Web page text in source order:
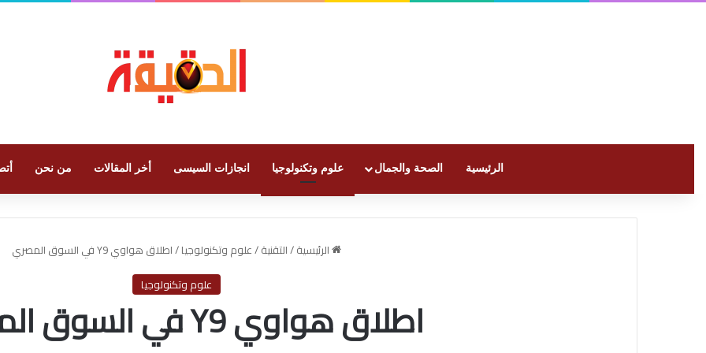
الرئيسية الصحة والجمال علوم وتكنولوجيا انجازات السيسى أخر المقالات من نحن
الرئيسية/التقنية/علوم وتكنولوجيا/اطلاق هواوي Y9 في السوق المصري
علوم وتكنولوجيا
اطلاق هواوي Y9 في السوق المصري